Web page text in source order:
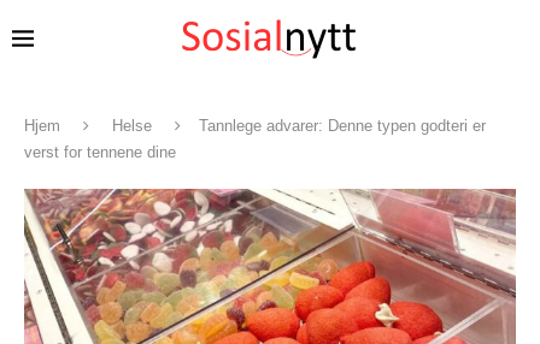
Hjem Helse
Tannlege advarer: Denne typen godteri er
verst for tennene dine